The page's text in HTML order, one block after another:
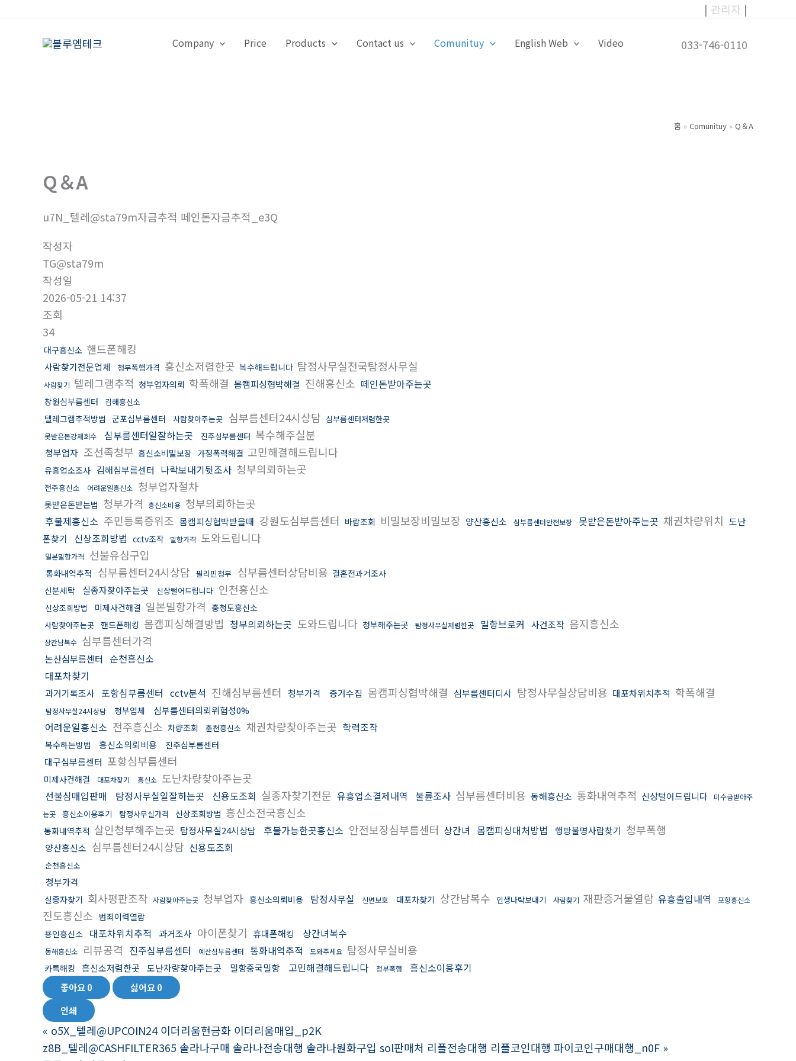
| 관리자 |
Company Price Products Contact us Comunituy English Web Video 033-746-0110
홈 Comunituy Q＆A
Q＆A
u7N_텔레@sta79m자금추적 떼인돈자금추적_e3Q
작성자
TG@sta79m
작성일
2026-05-21 14:37
조회
34
대구흥신소 핸드폰해킹
사람찾기전문업체 청부폭행가격 흥신소저렴한곳 복수해드립니다 탐정사무실전국탐정사무실
사람찾기 텔레그램추적 청부업자의뢰 학폭해결 몸캠피싱협박해결 진해흥신소 떼인돈받아주는곳
창원심부름센터 김해흥신소
텔레그램추적방법 군포심부름센터 사람찾아주는곳 심부름센터24시상담 심부름센터저렴한곳
못받은돈강제회수 심부름센터일잘하는곳 진주심부름센터 복수해주실분
청부업자 조선족청부 흥신소비밀보장 가정폭력해결 고민해결해드립니다
유흥업소조사 김해심부름센터 나락보내기뒷조사 청부의뢰하는곳
전주흥신소 어려운일흥신소 청부업자절차
못받은돈받는법 청부가격 흥신소비용 청부의뢰하는곳
후불제흥신소 주민등록증위조 몸캠피싱협박받을때 강원도심부름센터 바람조회 비밀보장비밀보장 양산흥신소 심부름센터안전보장 못받은돈받아주는곳 채권차량위치 도난
폰찾기
신상조회방법 cctv조작 밀항가격 도와드립니다
일본밀항가격 선불유심구입
통화내역추적 심부름센터24시상담 필리핀청부 심부름센터상담비용 결혼전과거조사
신분세탁
실종자찾아주는곳 신상털어드립니다 인천흥신소
신상조회방법 미제사건해결 일본밀항가격 충청도흥신소
사람찾아주는곳 핸드폰해킹 몸캠피싱해결방법 청부의뢰하는곳 도와드립니다 청부해주는곳 탐정사무실저렴한곳 밀항브로커 사건조작 음지흥신소
상간남복수 심부름센터가격
논산심부름센터
순천흥신소
대포차찾기
과거기록조사 포항심부름센터 cctv분석 진해심부름센터 청부가격 증거수집 몸캠피싱협박해결 심부름센터디시 탐정사무실상담비용 대포차위치추적 학폭해결
탐정사무실24시상담 청부업체 심부름센터의뢰위험성0%
어려운일흥신소 전주흥신소 차량조회 춘천흥신소 채권차량찾아주는곳 학력조작
복수하는방법 흥신소의뢰비용 진주심부름센터
대구심부름센터 포항심부름센터
미제사건해결 대포차찾기 흥신소 도난차량찾아주는곳
선불심매입판매 탐정사무실일잘하는곳 신용도조회 실종자찾기전문 유흥업소결제내역 불륜조사 심부름센터비용 동해흥신소 통화내역추적 신상털어드립니다
미수금받아주
는곳
흥신소이용후기 탐정사무실가격 신상조회방법 흥신소전국흥신소
통화내역추적 살인청부해주는곳 탐정사무실24시상담 후불가능한곳흥신소 안전보장심부름센터 상간녀 몸캠피싱대처방법 행방불명사람찾기 청부폭행
양산흥신소 심부름센터24시상담 신용도조회
순천흥신소
청부가격
실종자찾기 회사평판조작 사람찾아주는곳 청부업자 흥신소의뢰비용 탐정사무실 신변보호 대포차찾기 상간남복수 인생나락보내기 사람찾기 재판증거물열람 유흥출입내역 포항흥신소
진도흥신소 범죄이력열람
용인흥신소 대포차위치추적 과거조사 아이폰찾기 휴대폰해킹 상간녀복수
동해흥신소 리뷰공격 진주심부름센터 예산심부름센터 통화내역추적 도와주세요 탐정사무실비용
카톡해킹 흥신소저렴한곳 도난차량찾아주는곳 밀항중국밀항 고민해결해드립니다 청부폭행 흥신소이용후기
좋아요0 싫어요0
인쇄
« o5X_텔레@UPCOIN24 이더리움현금화 이더리움매입_p2K
z8B_텔레@CASHFILTER365 솔라나구매 솔라나전송대행 솔라나원화구입 sol판매처 리플전송대행 리플코인대행 파이코인구매대행_n0F »